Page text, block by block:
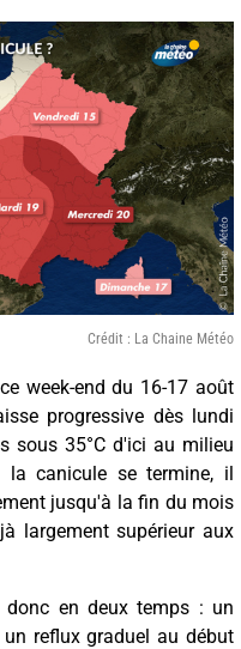
Crédit : La Chaine Météo
week-end du 16-17 août
progressive dès lundi
sous 35°C d'ici au milieu
la canicule se termine, il
jusqu'à la fin du mois
largement supérieur aux
en deux temps : un
reflux graduel au début